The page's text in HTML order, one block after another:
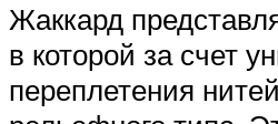
Жаккард
в которой за счет
переплетения